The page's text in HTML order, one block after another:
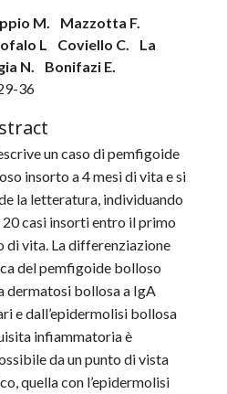
M.
Mazzotta F.
L
Coviello C.
La
N.
Bonifazi E.
36
un caso di pemfigoide
insorto a 4 mesi di vita e si
la letteratura, individuando
casi insorti entro il primo
di vita. La differenziazione
del pemfigoide bolloso
dermatosi bollosa a IgA
e dall’epidermolisi bollosa
infiammatoria è
da un punto di vista
quella con l’epidermolisi